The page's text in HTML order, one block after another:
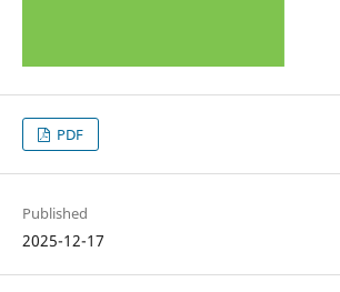
PDF
Published
2025-12-17